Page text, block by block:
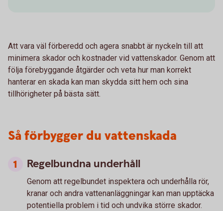
Att vara väl förberedd och agera snabbt är nyckeln till att
minimera skador och kostnader vid vattenskador. Genom att
följa förebyggande åtgärder och veta hur man korrekt
hanterar en skada kan man skydda sitt hem och sina
tillhörigheter på bästa sätt.
Så förbygger du vattenskada
Regelbundna underhåll
Genom att regelbundet inspektera och underhålla rör,
kranar och andra vattenanläggningar kan man upptäcka
potentiella problem i tid och undvika större skador.